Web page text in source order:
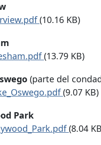
(10.16 KB)
(13.79 KB)
(parte del
(9.07 KB)
Park
(8.04